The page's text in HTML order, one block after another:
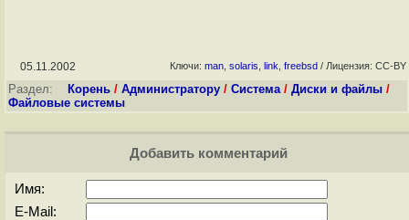
05.11.2002 Ключи: man solaris link freebsd / Лицензия: CC-BY
Раздел: Корень / Администратору / Система/ Диски и файлы /
Файловые системы
Добавить комментарий
Имя:
E-Mail: